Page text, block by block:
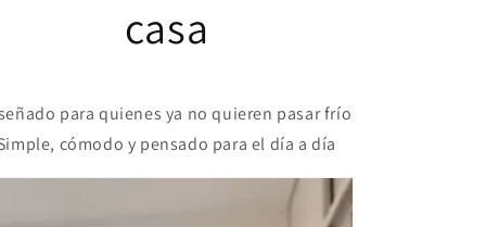
casa
para quienes ya no quieren pasar frío
cómodo y pensado para el día a día